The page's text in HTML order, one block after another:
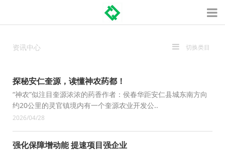
资讯中心 切换类目
探秘安仁奎源，读懂神农药都！
“神农”似注目奎源浓浓的药香作者：侯春华距安仁县城东南方向
约20公里的灵官镇境内有一个奎源农业开发公..
2026/04/28
强化保障增动能 提速项目强企业